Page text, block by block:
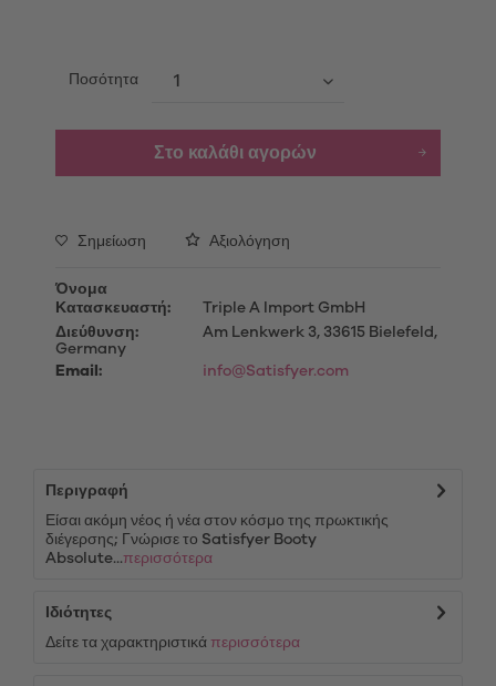
Ποσότητα
Στο καλάθι αγορών
Σημείωση Αξιολόγηση
Όνομα
Κατασκευαστή:
Triple A Import GmbH
Διεύθυνση:
Am Lenkwerk 3, 33615 Bielefeld,
Germany
Email:
info@Satisfyer.com
Περιγραφή
Είσαι ακόμη νέος ή νέα στον κόσμο της πρωκτικής
διέγερσης; Γνώρισε το Satisfyer Booty
Absolute...περισσότερα
Ιδιότητες
Δείτε τα χαρακτηριστικά περισσότερα